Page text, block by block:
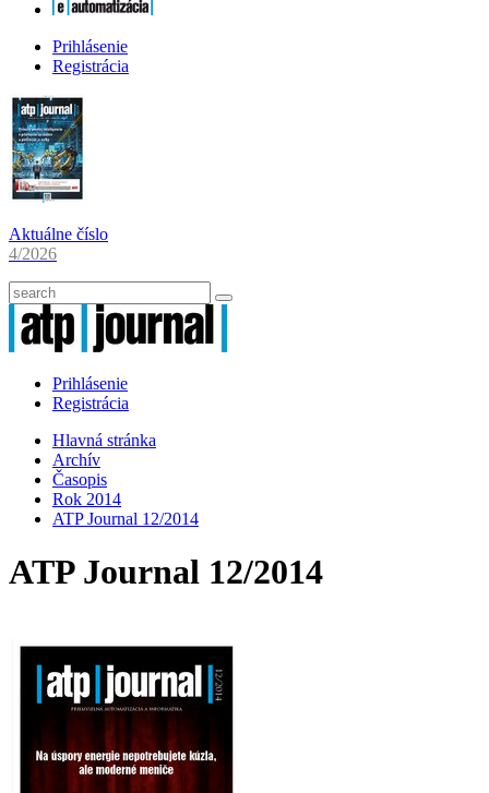
Prihlásenie
Registrácia
Aktuálne číslo
4/2026
Prihlásenie
Registrácia
Hlavná stránka
Archív
Časopis
Rok 2014
ATP Journal 12/2014
ATP Journal 12/2014